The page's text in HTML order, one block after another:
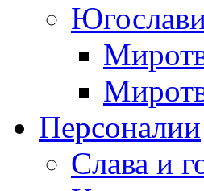
Персоналии
Слава и